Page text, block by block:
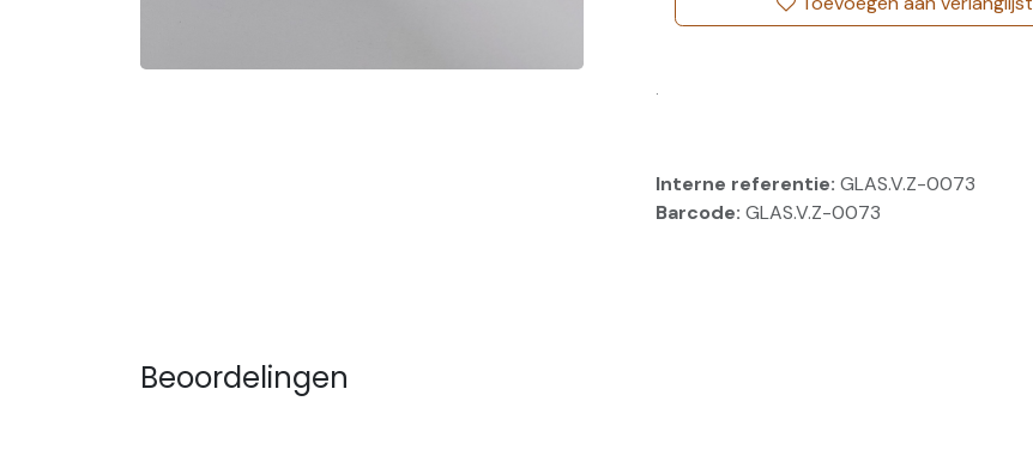
.
Interne referentie: GLAS.V.Z-0073
Barcode: GLAS.V.Z-0073
Beoordelingen